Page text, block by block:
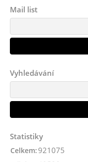
Mail list
Vyhledávání
Statistiky
Celkem: 921075